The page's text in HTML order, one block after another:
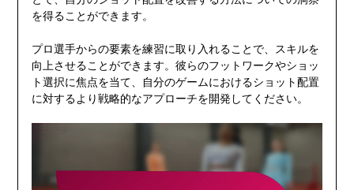
を得ることができます。
プロ選手からの要素を練習に取り入れることで、スキルを
向上させることができます。彼らのフットワークやショッ
ト選択に焦点を当て、自分のゲームにおけるショット配置
に対するより戦略的なアプローチを開発してください。